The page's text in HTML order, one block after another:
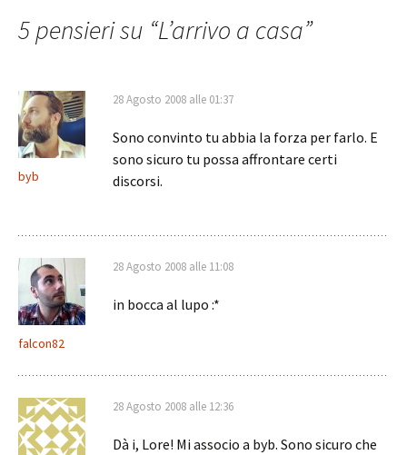
articolo
5 pensieri su “L’arrivo a casa”
byb
28 Agosto 2008 alle 01:37
Sono convinto tu abbia la forza per farlo. E
sono sicuro tu possa affrontare certi
discorsi.
falcon82
28 Agosto 2008 alle 11:08
in bocca al lupo :*
28 Agosto 2008 alle 12:36
Dà i, Lore! Mi associo a byb. Sono sicuro che